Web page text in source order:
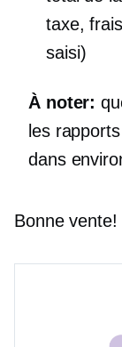
taxe,
saisi)
À noter:
les
dans
Bonne vente!